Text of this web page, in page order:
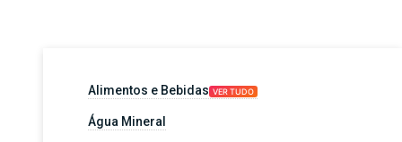
Alimentos e Bebidas VER TUDO
Água Mineral